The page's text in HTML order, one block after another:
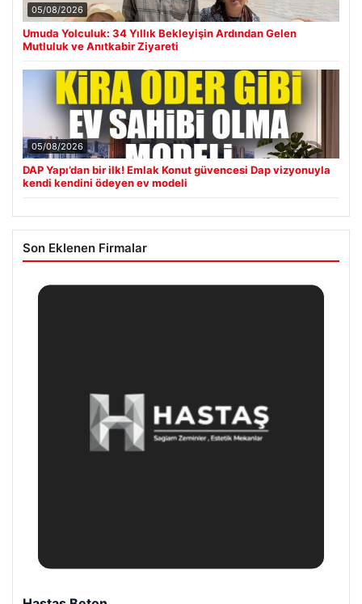
05/08/2026
Umuda Yolculuk: 34 Yıllık Bekleyişin Ardından Gelen
Mutluluk ve Anıtkabir Ziyareti
05/08/2026
DAP Yapı’dan bir ilk! Emlak Konut güvencesi Dap vizyonuyla
kendi kendini ödeyen ev modeli
Son Eklenen Firmalar